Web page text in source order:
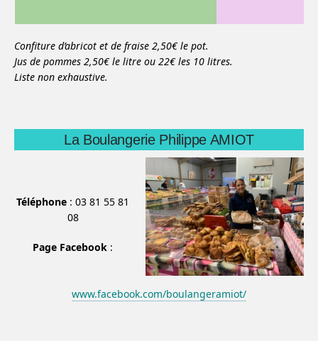
Confiture d’abricot et de fraise 2,50€ le pot.
Jus de pommes 2,50€ le litre ou 22€ les 10 litres.
Liste non exhaustive.
La Boulangerie Philippe AMIOT
Téléphone : 03 81 55 81
08
Page Facebook :
www.facebook.com/boulangeramiot/